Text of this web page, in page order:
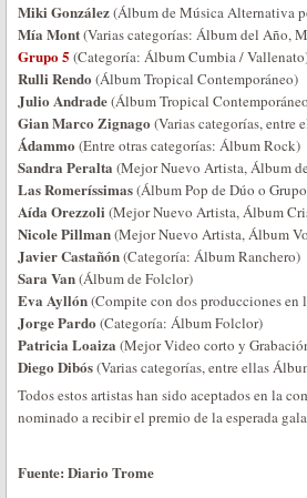
Miki González(Álbum de Música Alternativa
Mía Mont(Varias categorías: Álbum del Año,
Grupo 5 (Categoría: Álbum Cumbia /
Rulli Rendo (Álbum Tropical Contemporáneo)
Julio Andrade(Álbum Tropical
Gian Marco Zignago (Varias categorías, entre
Ádammo (Entre otras categorías: Álbum Rock)
Sandra Peralta (Mejor Nuevo Artista, Álbum
Las Romeríssimas(Álbum Pop de Dúo o
Aída Orezzoli (Mejor Nuevo Artista, Álbum
Nicole Pillman(Mejor Nuevo Artista, Álbum
Javier Castañón(Categoría: Álbum Ranchero)
Sara Van(Álbum de Folclor)
Eva Ayllón(Compite con dos producciones
Jorge Pardo (Categoría: Álbum Folclor)
Patricia Loaiza (Mejor Video corto y
Diego Dibós(Varias categorías, entre ellas
Todos estos artistas han sido aceptados en la
nominado a recibir el premio de la esperada
Fuente: Diario Trome